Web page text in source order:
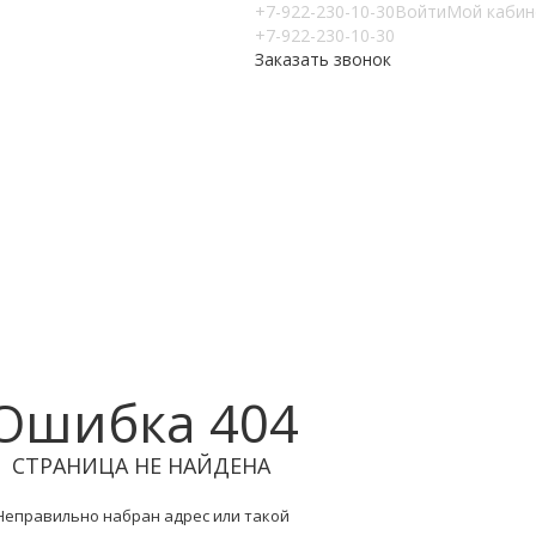
ВойтиМой
+7-922-230-10-30
+7-922-230-10-30
Заказать звонок
404
СТРАНИЦА НЕ НАЙДЕНА
набран адрес или такой